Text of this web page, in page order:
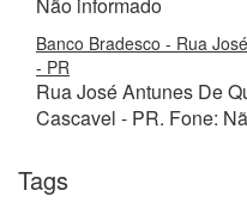
Banco Bradesco - Rua
- PR
Rua José Antunes De
Cascavel - PR. Fone:
Tags